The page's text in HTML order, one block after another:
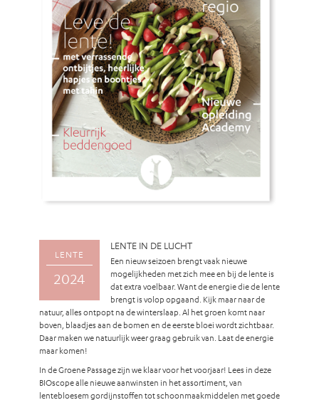
LENTE
2024
LENTE IN DE LUCHT
Een nieuw seizoen brengt vaak nieuwe
mogelijkheden met zich mee en bij de lente is
dat extra voelbaar. Want de energie die de lente
brengt is volop opgaand. Kijk maar naar de
natuur, alles ontpopt na de winterslaap. Al het groen komt naar
boven, blaadjes aan de bomen en de eerste bloei wordt zichtbaar.
Daar maken we natuurlijk weer graag gebruik van. Laat de energie
maar komen!
In de Groene Passage zijn we klaar voor het voorjaar! Lees in deze
BIOscope alle nieuwe aanwinsten in het assortiment, van
lentebloesem gordijnstoffen tot schoonmaakmiddelen met goede